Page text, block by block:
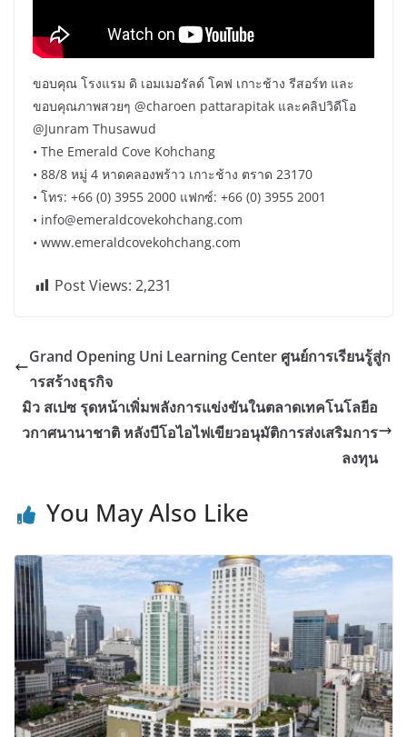
ขอบคุณ โรงแรม ดิ เอมเมอรัลด์ โคฟ เกาะช้าง รีสอร์ท และ
ขอบคุณภาพสวยๆ @charoen pattarapitak และคลิปวิดีโอ
@Junram Thusawud
• The Emerald Cove Kohchang
• 88/8 หมู่ 4 หาดคลองพร้าว เกาะช้าง ตราด 23170
• โทร: +66 (0) 3955 2000 แฟกซ์: +66 (0) 3955 2001
• info@emeraldcovekohchang.com
• www.emeraldcovekohchang.com
Post Views: 2,231
Grand Opening Uni Learning Center ศูนย์การเรียนรู้สู่ก
ารสร้างธุรกิจ
มิว สเปซ รุดหน้าเพิ่มพลังการแข่งขันในตลาดเทคโนโลยีอ
วกาศนานาชาติ หลังบีโอไอไฟเขียวอนุมัติการส่งเสริมการ
ลงทุน
You May Also Like